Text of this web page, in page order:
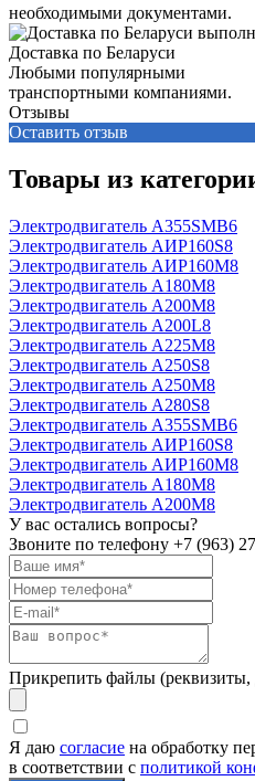
необходимыми документами.
Доставка по Беларуси
Любыми популярными
транспортными компаниями.
Отзывы
Оставить отзыв
Товары из
Электродвигатель А355SМВ6
Электродвигатель АИР160S8
Электродвигатель АИР160М8
Электродвигатель А180М8
Электродвигатель А200М8
Электродвигатель А200L8
Электродвигатель А225М8
Электродвигатель А250S8
Электродвигатель А250М8
Электродвигатель А280S8
Электродвигатель А355SМВ6
Электродвигатель АИР160S8
Электродвигатель АИР160М8
Электродвигатель А180М8
Электродвигатель А200М8
У вас остались вопросы?
Звоните по телефону +7 (963)
Прикрепить файлы
Я даю согласие на обработку
в соответствии с политикой